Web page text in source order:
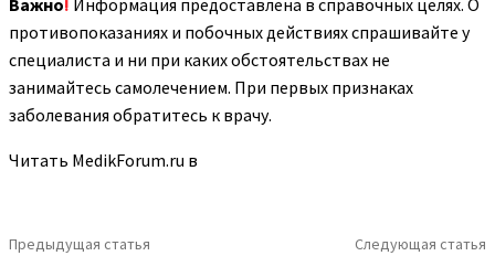
Важно! Информация предоставлена в справочных целях. О
противопоказаниях и побочных действиях спрашивайте у
специалиста и ни при каких обстоятельствах не
занимайтесь самолечением. При первых признаках
заболевания обратитесь к врачу.
Читать MedikForum.ru в
Предыдущая статья Следующая статья